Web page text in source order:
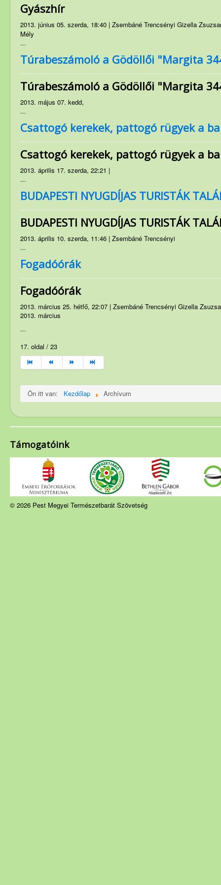
Szakosztályok
Rendezvények
Túrakiírás
Friss híreink
PMP hírei
Archívum
Gyászhír
2013. június 05. szerda, 18:40 | Zsembáné Trencsényi Gizella
Mély
...
Túrabeszámoló a Gödöllői "Margita
Túrabeszámoló a Gödöllői "Margita
2013. május 07. kedd,
...
Csattogó kerekek, pattogó rügyek a
Csattogó kerekek, pattogó rügyek a
2013. április 17. szerda, 22:21 |
...
BUDAPESTI NYUGDÍJAS TURISTÁK
BUDAPESTI NYUGDÍJAS TURISTÁK
2013. április 10. szerda, 11:46 | Zsembáné Trencsényi
...
Fogadóórák
Fogadóórák
2013. március 25. hétfő, 22:07 | Zsembáné Trencsényi Gizella
2013. március
...
17. oldal / 23
Ön itt van: Kezdőlap Archívum
Támogatóink
© 2026 Pest Megyei Természetbarát Szövetség